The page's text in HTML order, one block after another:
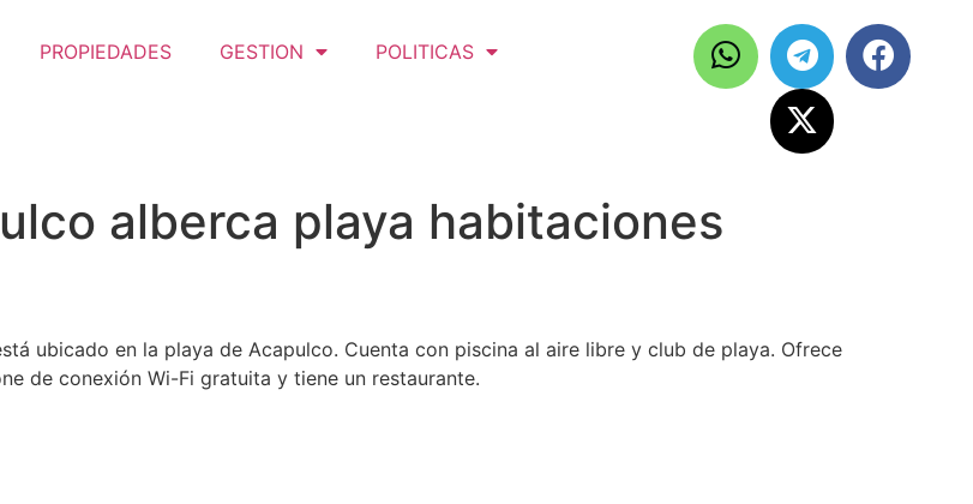
PROPIEDADES GESTION POLITICAS
alberca playa habitaciones
ubicado en la playa de Acapulco. Cuenta con piscina al aire libre y club de playa. Ofrece
de conexión Wi-Fi gratuita y tiene un restaurante.